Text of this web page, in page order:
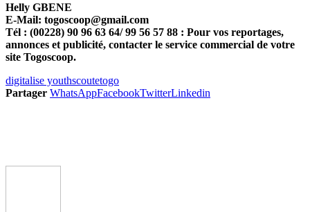
Helly GBENE
E-Mail: togoscoop@gmail.com
Tél : (00228) 90 96 63 64/ 99 56 57 88 : Pour vos reportages,
annonces et publicité, contacter le service commercial de votre
site Togoscoop.
digitalise youthscoutetogo
Partager WhatsAppFacebookTwitterLinkedin